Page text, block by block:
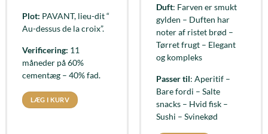
Plot: PAVANT, lieu-dit “
Au-dessus de la croix”.
Verificering: 11
måneder på 60%
cementæg – 40% fad.
LÆG I KURV
Duft: Farven er smukt
gylden – Duften har
noter af ristet brød –
Tørret frugt – Elegant
og kompleks
Passer til: Aperitif –
Bare fordi – Salte
snacks – Hvid fisk –
Sushi – Svinekød